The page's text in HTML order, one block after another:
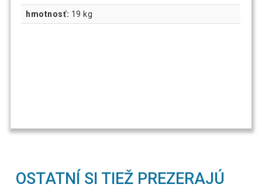
hmotnosť: 19 kg
OSTATNÍ SI TIEŽ PREZERAJÚ